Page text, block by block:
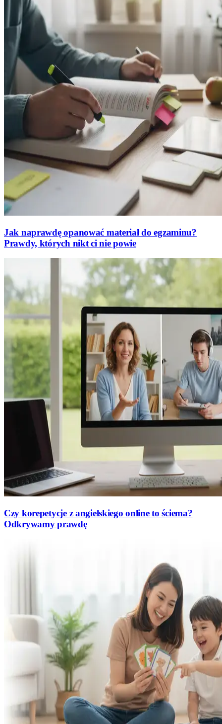
Jak naprawdę opanować materiał do egzaminu?
Prawdy, których nikt ci nie powie
Czy korepetycje z angielskiego online to ściema?
Odkrywamy prawdę